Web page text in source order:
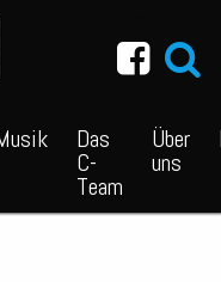
Das
C-
Team
Über
uns